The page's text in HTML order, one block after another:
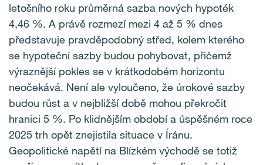
letošního roku průměrná sazba nových hypoték
4,46 %. A právě rozmezí mezi 4 až 5 % dnes
představuje pravděpodobný střed, kolem kterého
se hypoteční sazby budou pohybovat, přičemž
výraznější pokles se v krátkodobém horizontu
neočekává. Není ale vyloučeno, že úrokové sazby
budou růst a v nejbližší době mohou překročit
hranici 5 %. Po klidnějším období a úspěšném roce
2025 trh opět znejistila situace v Íránu.
Geopolitické napětí na Blízkém východě se totiž